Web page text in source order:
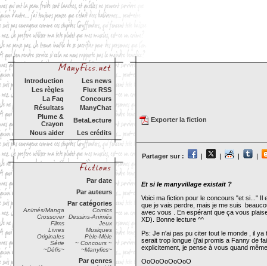
Introduction
Les news
Les règles
Flux RSS
La Faq
Concours
Résultats
ManyChat
Plume &
Crayon
BetaLecture
Nous aider
Les crédits
Par date
Par auteurs
Par catégories
Animés/Manga
Comics
Crossover
Dessins-Animés
Films
Jeux
Livres
Musiques
Originales
Pèle-Mèle
Série
~ Concours ~
~Défis~
~Manyfics~
Par genres
Exporter la fiction
Partager sur : | | | |
Et si le manyvillage existait ?
Voici ma fiction pour le concours "et si..."
que je vais perdre, mais je me suis
avec vous . En espérant que ça vous
XD). Bonne lecture ^^
Ps: Je n'ai pas pu citer tout le monde , il
serait trop longue (j'ai promis a Fanny de
explicitement, je pense à vous quand
OoOoOoOoOoO